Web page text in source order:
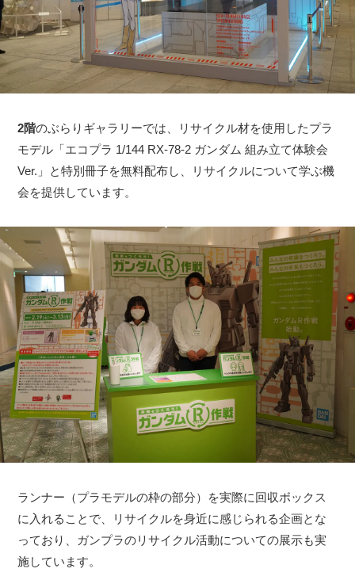
2階のぶらりギャラリーでは、リサイクル材を使用したプラ
モデル「エコプラ 1/144 RX-78-2 ガンダム 組み立て体験会
Ver.」と特別冊子を無料配布し、リサイクルについて学ぶ機
会を提供しています。
ランナー（プラモデルの枠の部分）を実際に回収ボックス
に入れることで、リサイクルを身近に感じられる企画とな
っており、ガンプラのリサイクル活動についての展示も実
施しています。